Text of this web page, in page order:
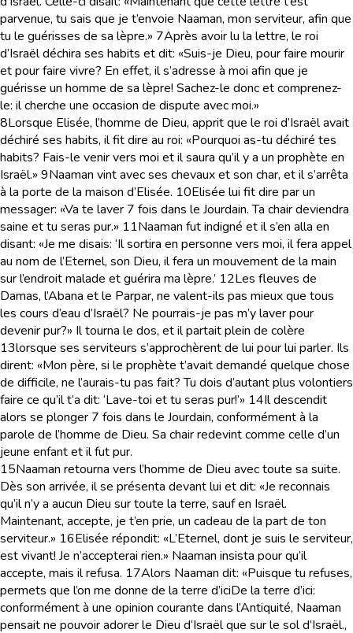
parvenue, tu sais que je t’envoie Naaman, mon serviteur, afin que
tu le guérisses de sa lèpre.» 7Après avoir lu la lettre, le roi
d’Israël déchira ses habits et dit: «Suis-je Dieu, pour faire mourir
et pour faire vivre? En effet, il s’adresse à moi afin que je
guérisse un homme de sa lèpre! Sachez-le donc et comprenez-
le: il cherche une occasion de dispute avec moi.»
8Lorsque Elisée, l’homme de Dieu, apprit que le roi d’Israël avait
déchiré ses habits, il fit dire au roi: «Pourquoi as-tu déchiré tes
habits? Fais-le venir vers moi et il saura qu’il y a un prophète en
Israël.» 9Naaman vint avec ses chevaux et son char, et il s’arrêta
à la porte de la maison d’Elisée. 10Elisée lui fit dire par un
messager: «Va te laver 7 fois dans le Jourdain. Ta chair deviendra
saine et tu seras pur.» 11Naaman fut indigné et il s’en alla en
disant: «Je me disais: ‘Il sortira en personne vers moi, il fera appel
au nom de l’Eternel, son Dieu, il fera un mouvement de la main
sur l’endroit malade et guérira ma lèpre.’ 12Les fleuves de
Damas, l’Abana et le Parpar, ne valent-ils pas mieux que tous
les cours d’eau d’Israël? Ne pourrais-je pas m’y laver pour
devenir pur?» Il tourna le dos, et il partait plein de colère
13lorsque ses serviteurs s’approchèrent de lui pour lui parler. Ils
dirent: «Mon père, si le prophète t’avait demandé quelque chose
de difficile, ne l’aurais-tu pas fait? Tu dois d’autant plus volontiers
faire ce qu’il t’a dit: ‘Lave-toi et tu seras pur!’» 14Il descendit
alors se plonger 7 fois dans le Jourdain, conformément à la
parole de l’homme de Dieu. Sa chair redevint comme celle d’un
jeune enfant et il fut pur.
15Naaman retourna vers l’homme de Dieu avec toute sa suite.
Dès son arrivée, il se présenta devant lui et dit: «Je reconnais
qu’il n’y a aucun Dieu sur toute la terre, sauf en Israël.
Maintenant, accepte, je t’en prie, un cadeau de la part de ton
serviteur.» 16Elisée répondit: «L’Eternel, dont je suis le serviteur,
est vivant! Je n’accepterai rien.» Naaman insista pour qu’il
accepte, mais il refusa. 17Alors Naaman dit: «Puisque tu refuses,
permets que l’on me donne de la terre d’iciDe la terre d’ici:
conformément à une opinion courante dans l’Antiquité, Naaman
pensait ne pouvoir adorer le Dieu d’Israël que sur le sol d’Israël.,